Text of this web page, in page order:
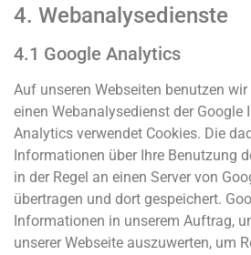
4. Webanalysedienste
4.1 Google Analytics
Auf unseren Webseiten benutzen
einen Webanalysedienst der Google
Analytics verwendet Cookies. Die
Informationen über Ihre Benutzung
in der Regel an einen Server von
übertragen und dort gespeichert.
Informationen in unserem Auftrag,
unserer Webseite auszuwerten, um